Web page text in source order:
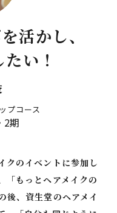
イティブヘアコース
活かし、
い！
プコース
2期
クのイベントに参加し
「もっとヘアメイクの
後、資生堂のヘアメイ